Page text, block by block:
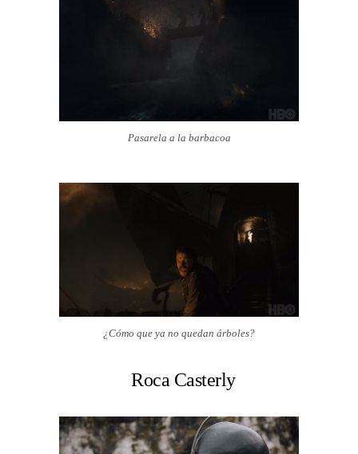
Pasarela a la barbacoa
¿Cómo que ya no quedan árboles?
Roca Casterly